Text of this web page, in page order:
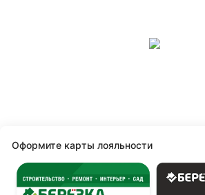
Оформите карты лояльности